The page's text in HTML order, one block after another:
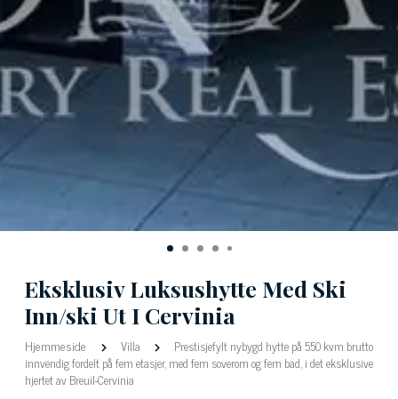
Eksklusiv Luksushytte Med Ski
Inn/ski Ut I Cervinia
Hjemmeside Villa
Prestisjefylt nybygd hytte på 550 kvm brutto
innvendig fordelt på fem etasjer, med fem soverom og fem bad, i det eksklusive
hjertet av Breuil-Cervinia